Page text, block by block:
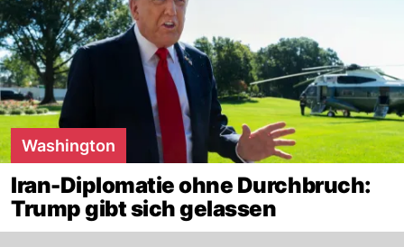
Washington
Iran-Diplomatie ohne Durchbruch:
Trump gibt sich gelassen